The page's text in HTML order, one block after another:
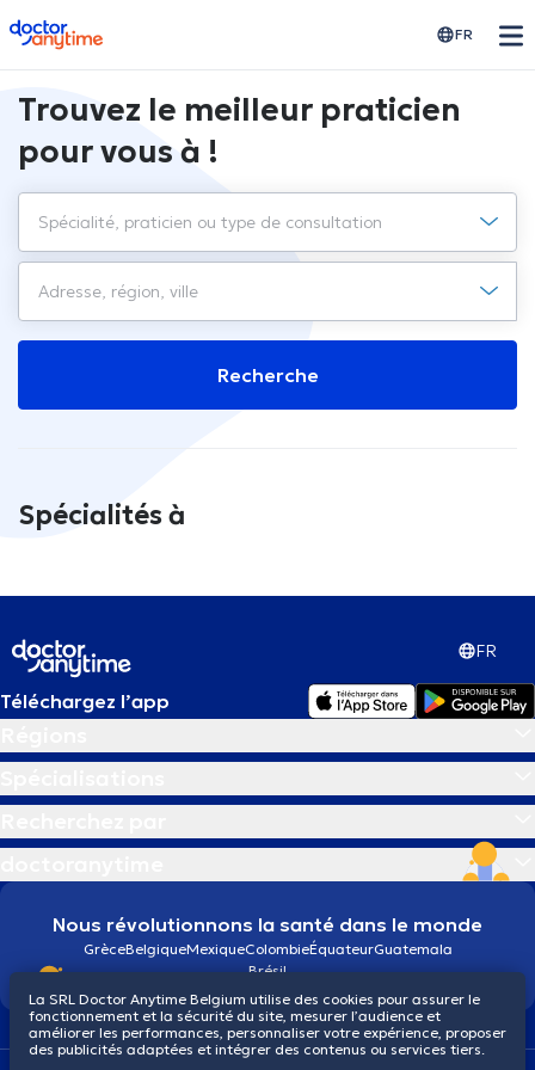
doctoranytime FR
Trouvez le meilleur praticien
pour vous à !
Recherche
Spécialités à
FR
Téléchargez l’app
Nous révolutionnons la santé dans le monde
GrèceBelgiqueMexiqueColombieÉquateurGuatemala
Brésil
La SRL Doctor Anytime Belgium utilise des cookies pour assurer le
fonctionnement et la sécurité du site, mesurer l’audience et
améliorer les performances, personnaliser votre expérience, proposer
des publicités adaptées et intégrer des contenus ou services tiers.